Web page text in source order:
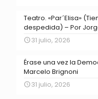
Teatro. «Par´Elisa»
despedida) – Por
31 julio, 2026
Érase una vez la
Marcelo Brignoni
31 julio, 2026